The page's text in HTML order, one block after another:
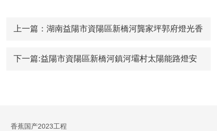
上一篇：湖南益陽市資陽區新橋河龔家坪郭府燈光香
下一篇:益陽市資陽區新橋河鎮河壩村太陽能路燈安
香蕉国产2023工程